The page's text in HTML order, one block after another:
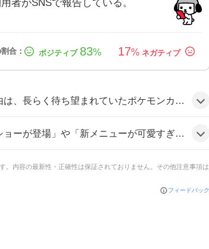
者がSNSで報告している。
83% 17%
アルが実現し、限定メニューやライブショーが多数登場したことで、ファンの期待感が高まったことにあるようだ。
が多数見られ、リニューアル後の店内が「めちゃくちゃ変わってる」と驚く声も。全体的にワクワク感が漂う雰囲気だ。
。内容の最新性・正確性は保証されておりません。その他注意事項は
フィードバック